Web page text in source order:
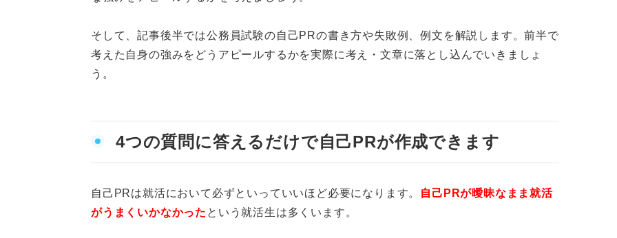
OK例文⑦論理的思考力
NG例文②地方公務員と国家公務員の区別ができていない
NG例文③その職種に求められていない強みをアピールしている
民間企業との違いを押さえて公務員ならではの自己PRを作成しよう！
そして、記事後半では公務員試験の自己PRの書き方や失敗例、例文を解説します。前半で
考えた自身の強みをどうアピールするかを実際に考え・文章に落とし込んでいきましょ
う。
4つの質問に答えるだけで自己PRが作成できます
自己PRは就活において必ずといっていいほど必要になります。
自己PRが曖昧なまま就活
がうまくいかなかった という就活生は多くいます。